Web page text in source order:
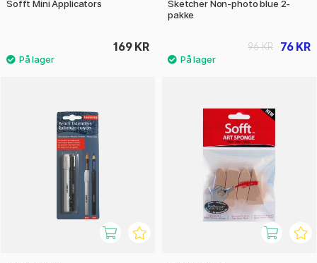
Sofft Mini Applicators
169 KR
Sketcher Non-photo blue 2-
pakke
76 KR
96 KR